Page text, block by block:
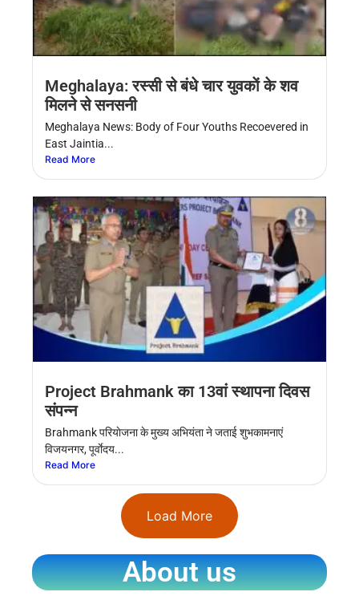
Meghalaya: रस्सी से बंधे चार युवकाें के शव
मिलने से सनसनी
Meghalaya News: Body of Four Youths Recoevered in
East Jaintia...
Read More
Project Brahmank का 13वां स्थापना दिवस
संपन्न
Brahmank परियाेजना के मुख्य अभियंता ने जताई शुभकामनाएं
विजयनगर, पूर्वाेदय...
Read More
Load More
About us